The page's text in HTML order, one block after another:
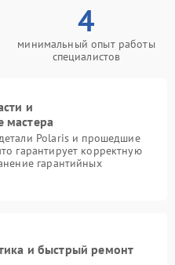
4
минимальный опыт работы
специалистов
и
мастера
Polaris и прошедшие
гарантирует корректную
гарантийных
и быстрый ремонт